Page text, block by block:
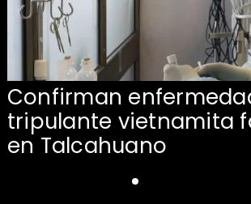
Confirman
tripulante vietnamita
en Talcahuano